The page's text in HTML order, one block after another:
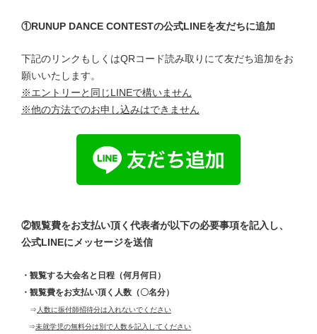
①RUNUP DANCE CONTESTの公式LINEを友だちに追加
下記のリンクもしくはQRコード読み取りにて友だち追加をお
願いいたします。
※エントリーと同じLINEで構いません
※他の方法でのお申し込みはできません
②観覧費をお支払い頂く代表者が以下の必要事項を記入し、
公式LINEにメッセージを送信
・観覧する大会名と日程（何月何日）
・観覧費をお支払い頂く人数（〇名分）
⇒ 人数に振付師招待分は入れないでください
⇒未就学児の無料分は別で人数を記入してください